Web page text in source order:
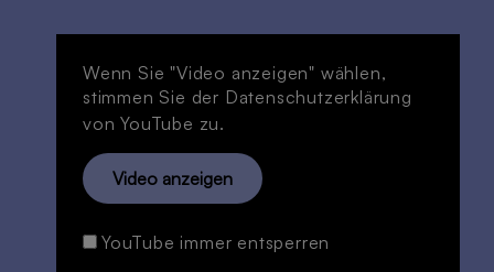
Wenn Sie "Video anzeigen" wählen,
stimmen Sie der Datenschutzerklärung
von YouTube zu.
Video anzeigen
YouTube immer entsperren